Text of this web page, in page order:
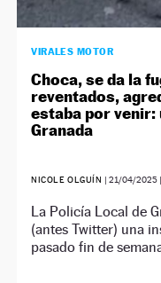
VIRALES MOTOR
Choca, se da la
reventados,
estaba por venir:
Granada
NICOLE OLGUÍN | 21/04/2025|
La Policía Local de
(antes Twitter) una
pasado fin de